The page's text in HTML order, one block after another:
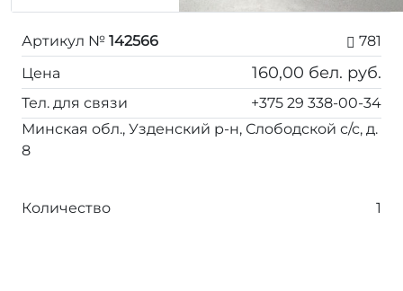
Артикул № 142566
781
Цена
160,00 бел. руб.
Тел. для связи
+375 29 338-00-34
Минская обл., Узденский р-н, Слободской с/с, д.
8
Количество 1